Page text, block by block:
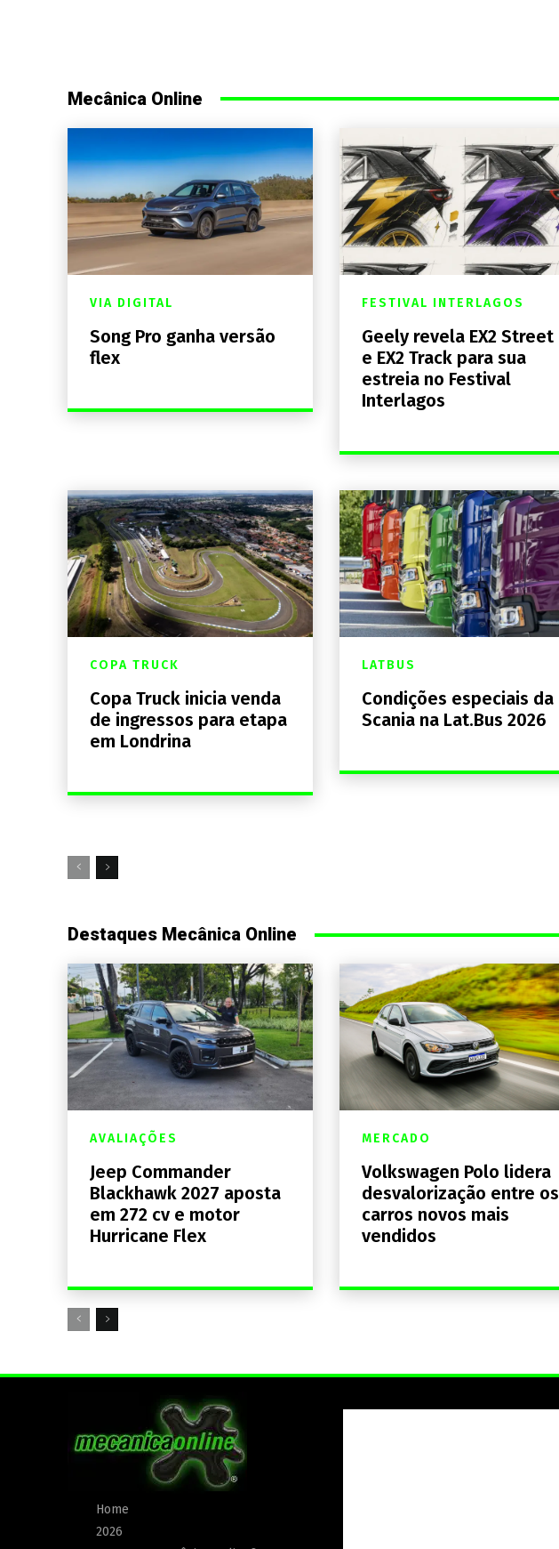
Mecânica Online
VIA DIGITAL
Song Pro ganha versão
flex
FESTIVAL INTERLAGOS
Geely revela EX2 Street
e EX2 Track para sua
estreia no Festival
Interlagos
COPA TRUCK
Copa Truck inicia venda
de ingressos para etapa
em Londrina
LATBUS
Condições especiais da
Scania na Lat.Bus 2026
Destaques Mecânica Online
AVALIAÇÕES
Jeep Commander
Blackhawk 2027 aposta
em 272 cv e motor
Hurricane Flex
MERCADO
Volkswagen Polo lidera
desvalorização entre os
carros novos mais
vendidos
Home
2026